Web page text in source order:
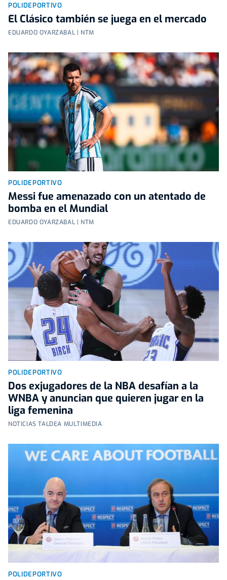
POLIDEPORTIVO
El Clásico también se juega en el mercado
EDUARDO OYARZABAL | NTM
POLIDEPORTIVO
Messi fue amenazado con un atentado de
bomba en el Mundial
EDUARDO OYARZABAL | NTM
POLIDEPORTIVO
Dos exjugadores de la NBA desafían a la
WNBA y anuncian que quieren jugar en la
liga femenina
NOTICIAS TALDEA MULTIMEDIA
POLIDEPORTIVO